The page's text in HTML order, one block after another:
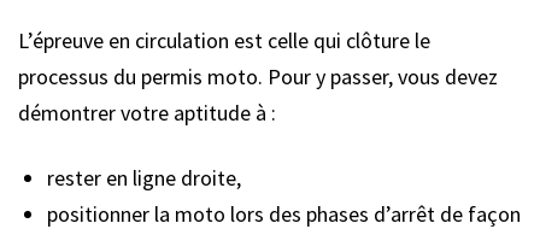
L’épreuve en circulation est celle qui clôture le
processus du permis moto. Pour y passer, vous devez
démontrer votre aptitude à :
rester en ligne droite,
positionner la moto lors des phases d’arrêt de façon